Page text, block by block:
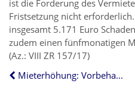
ist die Forderung des
Fristsetzung nicht
insgesamt 5.171 Euro
zudem einen fünfmonatigen
(Az.: VIII ZR 157/17)
Mieterhöhung: Vorbehaltlose Zahlungen gelten als Zustimmung